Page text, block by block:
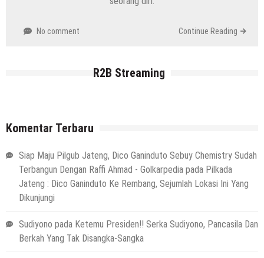
No comment Continue Reading
R2B Streaming
Komentar Terbaru
Siap Maju Pilgub Jateng, Dico Ganinduto Sebuy Chemistry Sudah
Terbangun Dengan Raffi Ahmad - Golkarpedia pada Pilkada
Jateng : Dico Ganinduto Ke Rembang, Sejumlah Lokasi Ini Yang
Dikunjungi
Sudiyono pada Ketemu Presiden!! Serka Sudiyono, Pancasila Dan
Berkah Yang Tak Disangka-Sangka